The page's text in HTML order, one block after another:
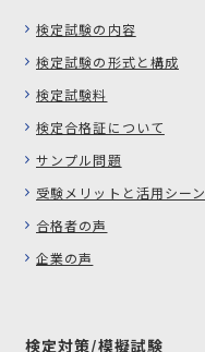
検定試験の内容
検定試験の形式と構成
検定試験料
検定合格証について
サンプル問題
受験メリットと活用シーン
合格者の声
企業の声
検定対策/模擬試験